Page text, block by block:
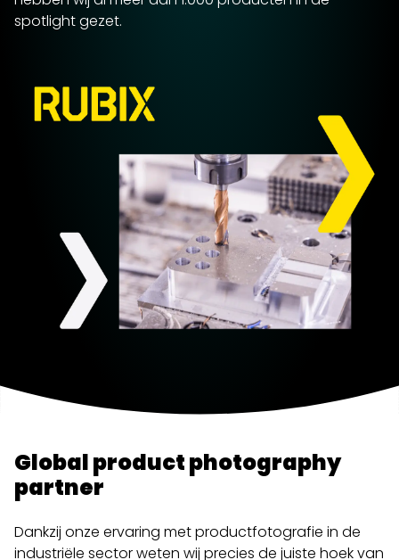
spotlight gezet.
Global product photography
partner
Dankzij onze ervaring met productfotografie in de
industriële sector weten wij precies de juiste hoek van